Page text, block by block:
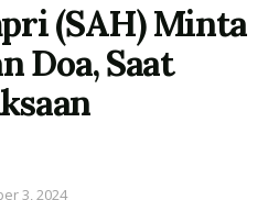
(SAH) Minta
Doa, Saat
3, 2024